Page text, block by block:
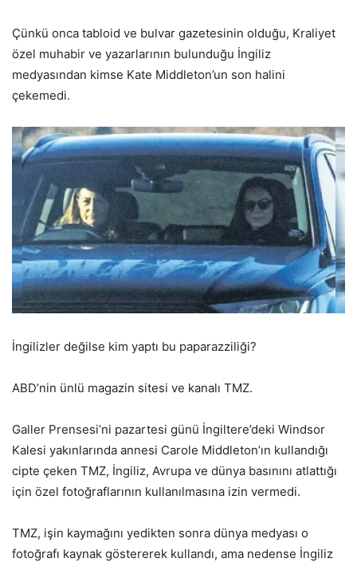
Çünkü onca tabloid ve bulvar gazetesinin olduğu, Kraliyet
özel muhabir ve yazarlarının bulunduğu İngiliz
medyasından kimse Kate Middleton’un son halini
çekemedi.
İngilizler değilse kim yaptı bu paparazziliği?
ABD’nin ünlü magazin sitesi ve kanalı TMZ.
Galler Prensesi’ni pazartesi günü İngiltere’deki Windsor
Kalesi yakınlarında annesi Carole Middleton’ın kullandığı
cipte çeken TMZ, İngiliz, Avrupa ve dünya basınını atlattığı
için özel fotoğraflarının kullanılmasına izin vermedi.
TMZ, işin kaymağını yedikten sonra dünya medyası o
fotoğrafı kaynak göstererek kullandı, ama nedense İngiliz